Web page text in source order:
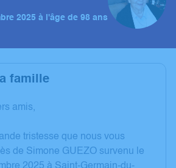
2025 à l'âge de 98 ans
famille
amis,
tristesse que nous vous
de Simone GUEZO survenu le